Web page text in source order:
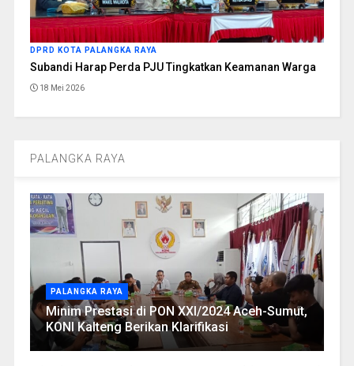
DPRD KOTA PALANGKA RAYA
Subandi Harap Perda PJU Tingkatkan Keamanan Warga
18 Mei 2026
PALANGKA RAYA
PALANGKA RAYA
Minim Prestasi di PON XXI/2024 Aceh-Sumut,
KONI Kalteng Berikan Klarifikasi